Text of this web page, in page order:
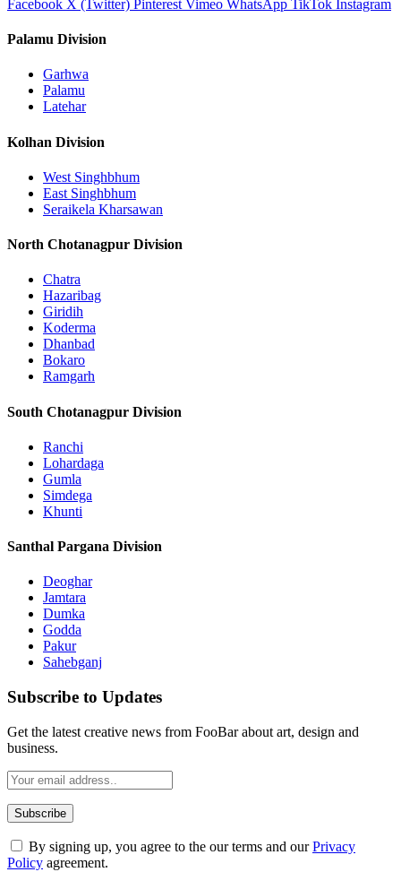
Facebook X (Twitter) Pinterest Vimeo WhatsApp TikTok Instagram
Palamu Division
Garhwa
Palamu
Latehar
Kolhan Division
West Singhbhum
East Singhbhum
Seraikela Kharsawan
North Chotanagpur Division
Chatra
Hazaribag
Giridih
Koderma
Dhanbad
Bokaro
Ramgarh
South Chotanagpur Division
Ranchi
Lohardaga
Gumla
Simdega
Khunti
Santhal Pargana Division
Deoghar
Jamtara
Dumka
Godda
Pakur
Sahebganj
Subscribe to Updates
Get the latest creative news from FooBar about art, design and
business.
By signing up, you agree to the our terms and ourPrivacy
Policy agreement.